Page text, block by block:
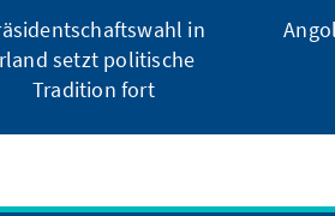
in
setzt politische
Tradition fort